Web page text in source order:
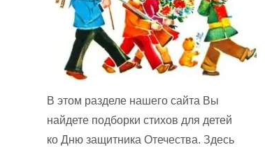
В этом разделе нашего сайта Вы
найдете подборки стихов для детей
ко Дню защитника Отечества. Здесь